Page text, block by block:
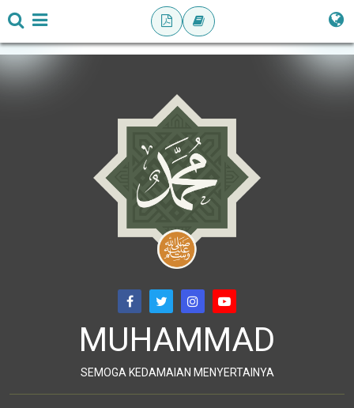
MUHAMMAD
SEMOGA KEDAMAIAN MENYERTAINYA